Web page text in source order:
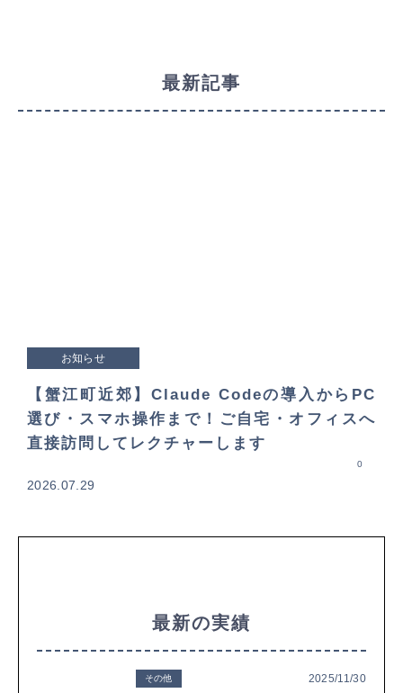
最新記事
お知らせ
【蟹江町近郊】Claude Codeの導入からPC
選び・スマホ操作まで！ご自宅・オフィスへ
直接訪問してレクチャーします
2026.07.29
0
最新の実績
その他 2025/11/30